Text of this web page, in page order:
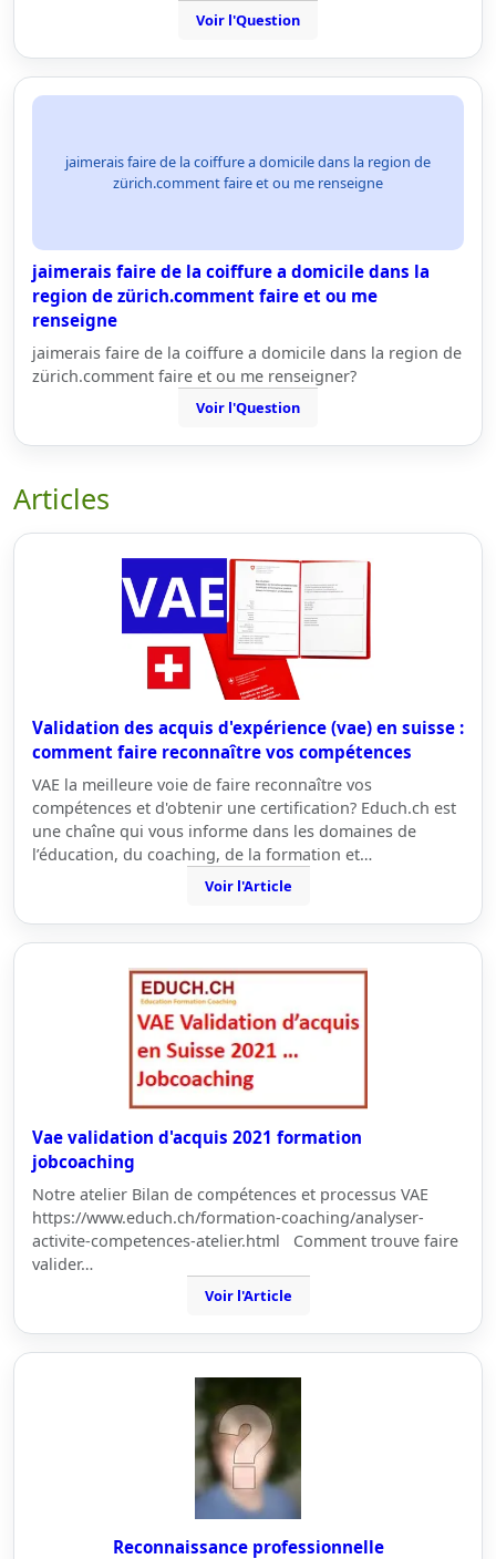
Voir l'Question
jaimerais faire de la coiffure a domicile dans la region de
zürich.comment faire et ou me renseigne
jaimerais faire de la coiffure a domicile dans la
region de zürich.comment faire et ou me
renseigne
jaimerais faire de la coiffure a domicile dans la region de
zürich.comment faire et ou me renseigner?
Voir l'Question
Articles
Validation des acquis d'expérience (vae) en suisse :
comment faire reconnaître vos compétences
VAE la meilleure voie de faire reconnaître vos
compétences et d'obtenir une certification? Educh.ch est
une chaîne qui vous informe dans les domaines de
l’éducation, du coaching, de la formation et…
Voir l'Article
Vae validation d'acquis 2021 formation
jobcoaching
Notre atelier Bilan de compétences et processus VAE
https://www.educh.ch/formation-coaching/analyser-
activite-competences-atelier.html Comment trouve faire
valider…
Voir l'Article
Reconnaissance professionnelle